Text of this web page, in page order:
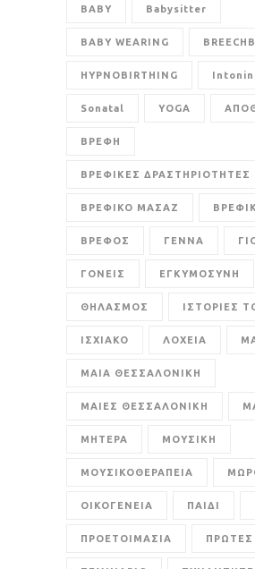
BABY Babysitter
BABY WEARING
HYPNOBIRTHING
Sonatal YOGA
ΒΡΕΦΗ
ΒΡΕΦΙΚΕΣ ΔΡΑΣΤΗΡΙΟΤΗΤΕΣ
ΒΡΕΦΙΚΟ ΜΑΣΑΖ
ΒΡΕΦΟΣ ΓΕΝΝΑ
ΓΟΝΕΙΣ ΕΓΚΥΜΟΣΥΝΗ
ΘΗΛΑΣΜΟΣ ΙΣΤΟΡΙΕΣ
ΙΣΧΙΑΚΟ ΛΟΧΕΙΑ
ΜΑΙΑ ΘΕΣΣΑΛΟΝΙΚΗ
ΜΑΙΕΣ ΘΕΣΣΑΛΟΝΙΚΗ
ΜΗΤΕΡΑ ΜΟΥΣΙΚΗ
ΜΟΥΣΙΚΟΘΕΡΑΠΕΙΑ
ΟΙΚΟΓΕΝΕΙΑ ΠΑΙΔΙ
ΠΡΟΕΤΟΙΜΑΣΙΑ ΠΡΩΤΕΣ